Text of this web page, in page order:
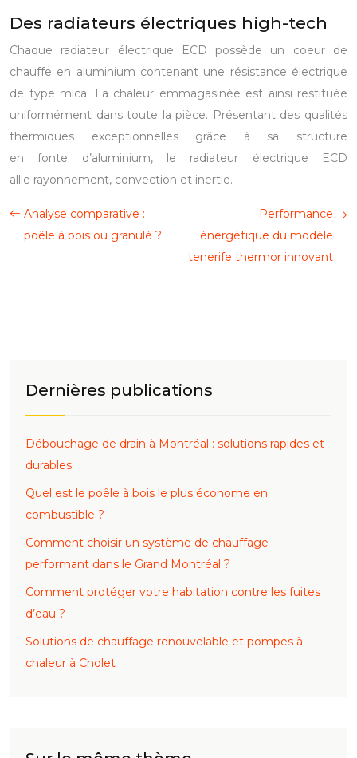
Des radiateurs électriques high-tech
Chaque radiateur électrique ECD possède un coeur de
chauffe en aluminium contenant une résistance électrique
de type mica. La chaleur emmagasinée est ainsi restituée
uniformément dans toute la pièce. Présentant des qualités
thermiques exceptionnelles grâce à sa structure
en fonte d’aluminium, le radiateur électrique ECD
allie rayonnement, convection et inertie.
Analyse comparative :
poêle à bois ou granulé ?
Performance
énergétique du modèle
tenerife thermor innovant
Dernières publications
Débouchage de drain à Montréal : solutions rapides et
durables
Quel est le poêle à bois le plus économe en
combustible ?
Comment choisir un système de chauffage
performant dans le Grand Montréal ?
Comment protéger votre habitation contre les fuites
d’eau ?
Solutions de chauffage renouvelable et pompes à
chaleur à Cholet